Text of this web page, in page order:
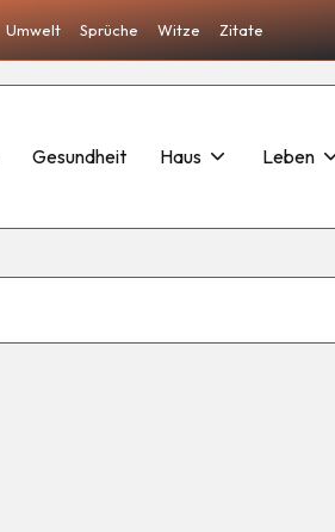
Umwelt Sprüche Witze Zitate
Gesundheit Haus Leben